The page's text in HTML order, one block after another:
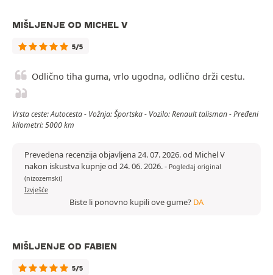
MIŠLJENJE OD MICHEL V
5/5
Odlično tiha guma, vrlo ugodna, odlično drži cestu.
Vrsta ceste: Autocesta - Vožnja: Športska - Vozilo: Renault talisman - Pređeni
kilometri: 5000 km
Prevedena recenzija objavljena 24. 07. 2026. od Michel V
nakon iskustva kupnje od 24. 06. 2026.- Pogledaj original
(nizozemski)
Izvješće
Biste li ponovno kupili ove gume? DA
MIŠLJENJE OD FABIEN
5/5